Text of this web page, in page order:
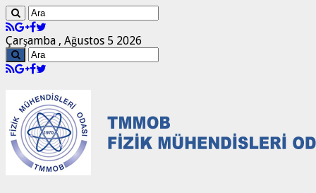
Çarşamba , Ağustos 5 2026